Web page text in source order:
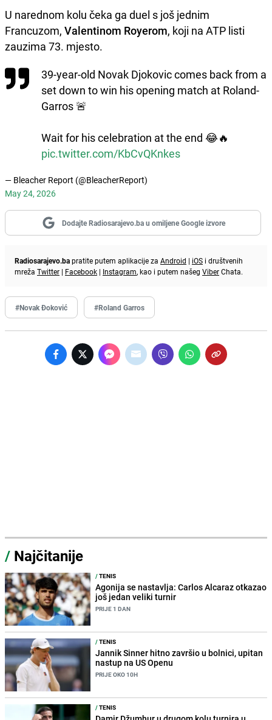
U narednom kolu čeka ga duel s još jednim
Francuzom, Valentinom Royerom, koji na ATP listi
zauzima 73. mjesto.
39-year-old Novak Djokovic comes back from a
set down to win his opening match at Roland-
Garros 🚨
Wait for his celebration at the end 😂🔥
pic.twitter.com/KbCvQKnkes
— Bleacher Report (@BleacherReport)
May 24, 2026
Dodajte Radiosarajevo.ba u omiljene Google izvore
Radiosarajevo.bapratite putem aplikacije za Android | iOS i društvenih
mreža Twitter | Facebook | Instagram, kao i putem našeg ViberChata.
#Novak Đoković #Roland Garros
/ Najčitanije
/TENIS
Agonija se nastavlja: Carlos Alcaraz otkazao
još jedan veliki turnir
PRIJE 1 DAN
/TENIS
Jannik Sinner hitno završio u bolnici, upitan
nastup na US Openu
PRIJE OKO 10H
/TENIS